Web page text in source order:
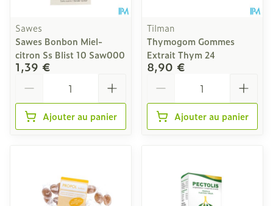
Sawes
Sawes Bonbon Miel-
citron Ss Blist 10 Saw000
1,39 €
Ajouter au panier
Tilman
Thymogom Gommes
Extrait Thym 24
8,90 €
Ajouter au panier